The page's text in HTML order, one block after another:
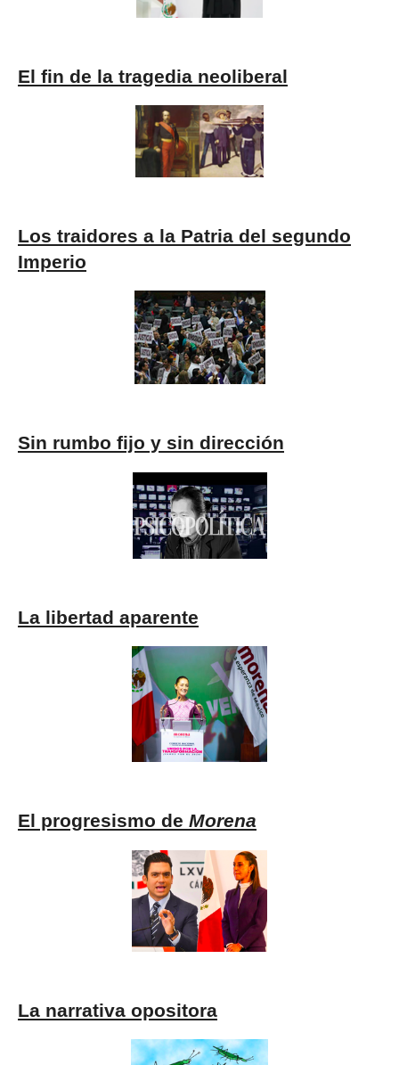
El fin de la tragedia neoliberal
Los traidores a la Patria del segundo
Imperio
Sin rumbo fijo y sin dirección
La libertad aparente
El progresismo de Morena
La narrativa opositora